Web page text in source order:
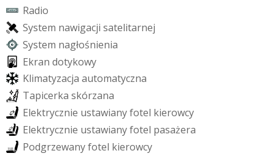
Radio
System nawigacji satelitarnej
System nagłośnienia
Ekran dotykowy
Klimatyzacja automatyczna
Tapicerka skórzana
Elektrycznie ustawianyfotel kierowcy
Elektrycznie ustawianyfotel pasażera
Podgrzewanyfotel kierowcy